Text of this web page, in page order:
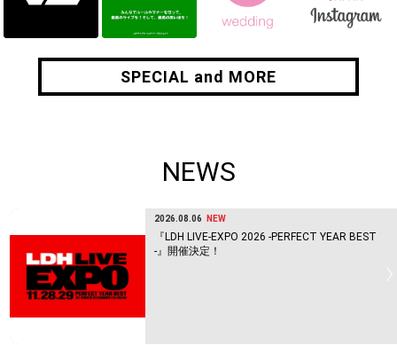
SPECIAL and MORE
SPECIAL and MORE
NEWS
2026.08.06 NEW
『LDH LIVE-EXPO 2026 -PERFECT YEAR BEST
-』開催決定！